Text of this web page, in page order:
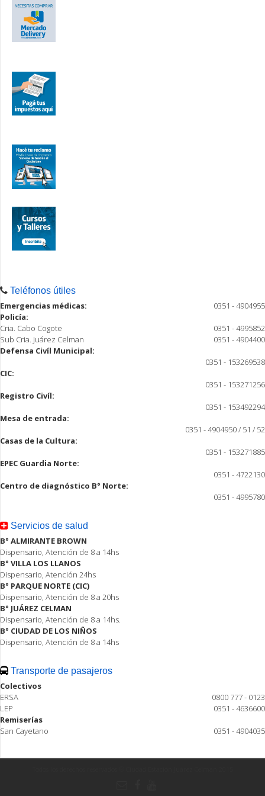
Teléfonos útiles
Emergencias médicas:
0351 - 4904955
Policía:
Cria. Cabo Cogote
0351 - 4995852
Sub Cria. Juárez Celman
0351 - 4904400
Defensa Civíl Municipal:
0351 - 153269538
CIC:
0351 - 153271256
Registro Civíl:
0351 - 153492294
Mesa de entrada:
0351 - 4904950 / 51 / 52
Casas de la Cultura:
0351 - 153271885
EPEC Guardia Norte:
0351 - 4722130
Centro de diagnóstico B° Norte:
0351 - 4995780
Servicios de salud
B° ALMIRANTE BROWN
Dispensario, Atención de 8 a 14hs
B° VILLA LOS LLANOS
Dispensario, Atención 24hs
B° PARQUE NORTE (CIC)
Dispensario, Atención de 8 a 20hs
B° JUÁREZ CELMAN
Dispensario, Atención de 8 a 14hs.
B° CIUDAD DE LOS NIÑOS
Dispensario, Atención de 8 a 14hs
Transporte de pasajeros
Colectivos
ERSA
0800 777 - 0123
LEP
0351 - 4636600
Remiserías
San Cayetano
0351 - 4904035